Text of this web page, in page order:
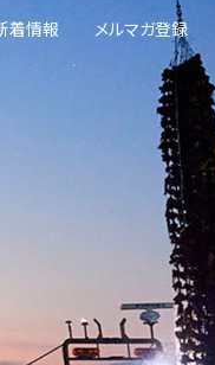
着情報 メルマガ登録